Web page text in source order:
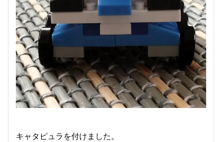
キャタピュラを付けました。